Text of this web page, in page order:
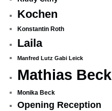
Kochen
Konstantin Roth
Laila
Manfred Lutz Gabi Leick
Mathias Beck
Monika Beck
Opening Reception